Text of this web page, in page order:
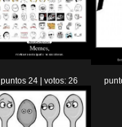
puntos 24 | votos: 26